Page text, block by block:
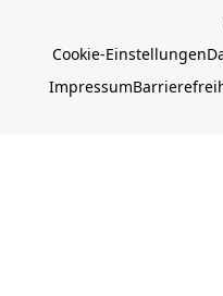
Cookie-Einstellungen
Impressum